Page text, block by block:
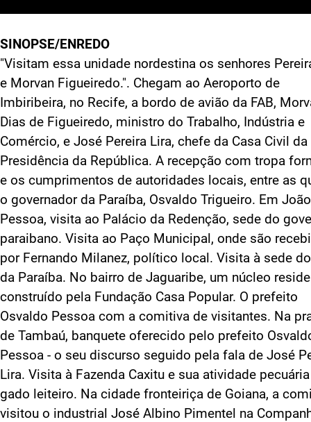
SINOPSE/ENREDO
"Visitam essa unidade nordestina os senhores
e Morvan Figueiredo.". Chegam ao Aeroporto de
Imbiribeira, no Recife, a bordo de avião da FAB,
Dias de Figueiredo, ministro do Trabalho, Indústria e
Comércio, e José Pereira Lira, chefe da Casa Civil da
Presidência da República. A recepção com tropa
e os cumprimentos de autoridades locais, entre as
o governador da Paraíba, Osvaldo Trigueiro. Em João
Pessoa, visita ao Palácio da Redenção, sede do
paraibano. Visita ao Paço Municipal, onde são
por Fernando Milanez, político local. Visita à sede
da Paraíba. No bairro de Jaguaribe, um núcleo
construído pela Fundação Casa Popular. O prefeito
Osvaldo Pessoa com a comitiva de visitantes. Na
de Tambaú, banquete oferecido pelo prefeito
Pessoa - o seu discurso seguido pela fala de José
Lira. Visita à Fazenda Caxitu e sua atividade
gado leiteiro. Na cidade fronteiriça de Goiana, a
visitou o industrial José Albino Pimentel na